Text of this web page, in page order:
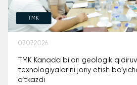
TMK
07.07.2026
TMK Kanada bilan geologik
texnologiyalarini joriy etish
o‘tkazdi